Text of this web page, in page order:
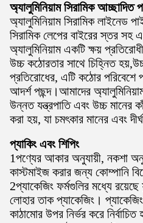
অ্যালুমিনিয়াম সিরামিক আচ্ছাদিত
অ্যালুমিনিয়াম সিরামিক লাইনেড
সিরামিক লেপের বাইরের স্তর সহ
অ্যালুমিনিয়াম একটি ক্ষয়
উচ্চ কঠোরতার সাথে চিহ্নিত
প্রতিরোধের, এটি কঠোর
আদর্শ পছন্দ।আমাদের
উন্নত যন্ত্রপাতি এবং উচ্চ মানের
করা হয়, যা চমৎকার মানের এবং
প্যাকিং এবং শিপিং
1পণ্যের আকার অনুযায়ী, নকশা
কাস্টমাইজ করার জন্য কোম্পানি
2প্যাকেজিং ফর্মগুলির মধ্যে
লোহার তাক প্যাকেজিং।
কাঠামোর উপর নির্ভর করে নির্বাচিত